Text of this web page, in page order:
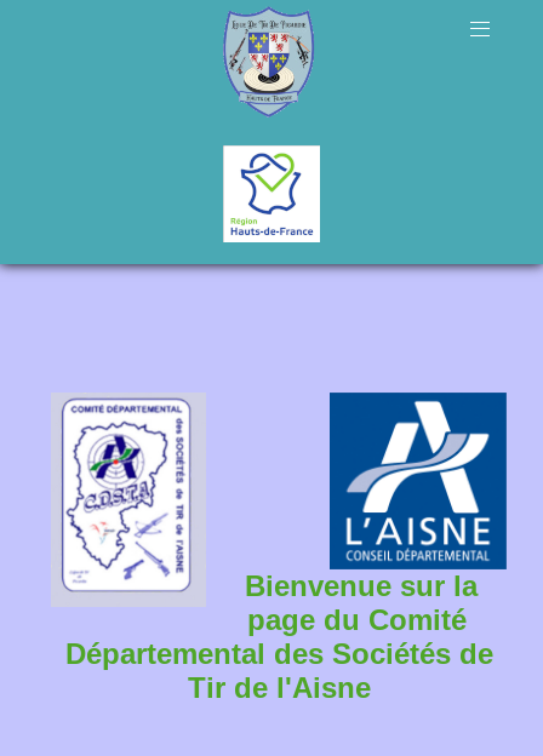
Bienvenue sur la
page du Comité
Départemental des Sociétés de
Tir de l'Aisne